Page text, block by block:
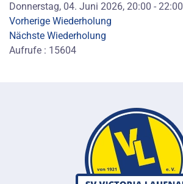
Donnerstag, 04. Juni 2026, 20:00 - 22:00
Vorherige Wiederholung
Nächste Wiederholung
Aufrufe : 15604